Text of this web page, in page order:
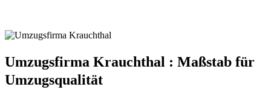
Umzugsfirma Krauchthal : Maßstab für
Umzugsqualität